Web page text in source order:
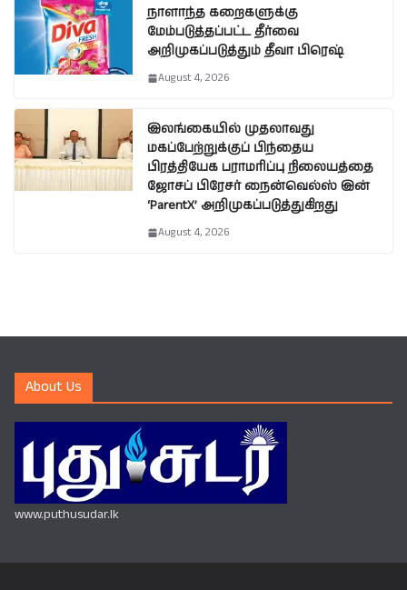
நாளாந்த கறைகளுக்கு
மேம்படுத்தப்பட்ட தீர்வை
அறிமுகப்படுத்தும் தீவா பிரெஷ்
August 4, 2026
இலங்கையில் முதலாவது
மகப்பேற்றுக்குப் பிந்தைய
பிரத்தியேக பராமரிப்பு நிலையத்தை
ஜோசப் பிரேசர் நைன்வெல்ஸ் இன்
‘ParentX’ அறிமுகப்படுத்துகிறது
August 4, 2026
About Us
www.puthusudar.lk